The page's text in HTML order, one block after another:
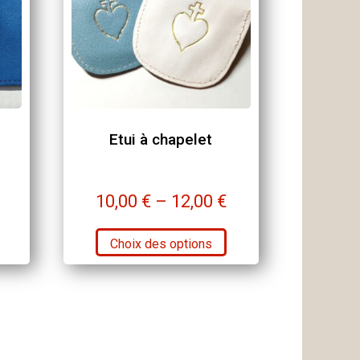
produit
Etui à chapelet
10,00 €– 12,00 €
Choix des options
Ce
produit
a